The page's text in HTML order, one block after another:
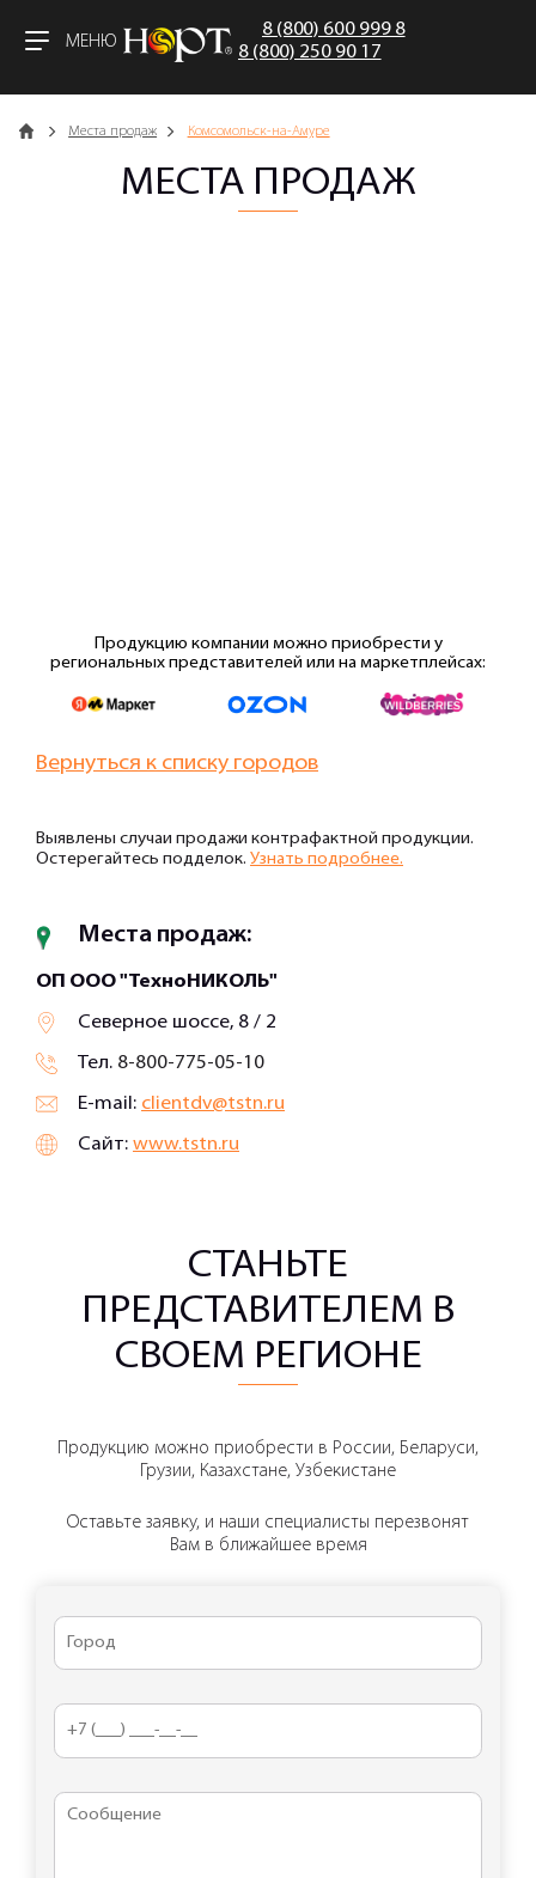
МЕНЮ
8 (800) 600 999 8
8 (800) 250 90 17
Главная Места продаж Комсомольск-на-Амуре
МЕСТА ПРОДАЖ
Продукцию компании можно приобрести у
региональных представителей или на маркетплейсах:
Вернуться к списку городов
Выявлены случаи продажи контрафактной продукции.
Остерегайтесь подделок. Узнать подробнее.
Места продаж:
ОП ООО "ТехноНИКОЛЬ"
Северное шоссе, 8 / 2
Тел. 8-800-775-05-10
E-mail: clientdv@tstn.ru
Сайт: www.tstn.ru
СТАНЬТЕ
ПРЕДСТАВИТЕЛЕМ В
СВОЕМ РЕГИОНЕ
Продукцию можно приобрести в России, Беларуси,
Грузии, Казахстане, Узбекистане
Оставьте заявку, и наши специалисты перезвонят
Вам в ближайшее время